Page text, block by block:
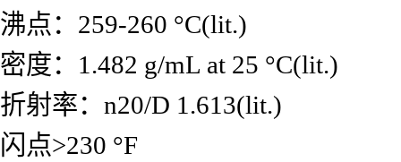
沸点：259-260 °C(lit.)
密度：1.482 g/mL at 25 °C(lit.)
折射率：n20/D 1.613(lit.)
闪点>230 °F